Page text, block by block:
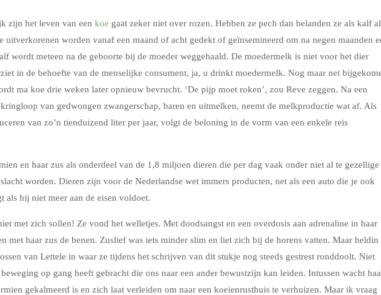
zijn het leven van een koe gaat zeker niet over rozen. Hebben ze pech dan belanden ze als kalf al
uitverkorenen worden vanaf een maand of acht gedekt of geïnsemineerd om na negen maanden
wordt meteen na de geboorte bij de moeder weggehaald. De moedermelk is niet voor het dier
in de behoefte van de menselijke consument, ja, u drinkt moedermelk. Nog maar net
ma koe drie weken later opnieuw bevrucht. ‘De pijp moet roken’, zou Reve zeggen. Na een
van gedwongen zwangerschap, baren en uitmelken, neemt de melkproductie wat af. Als
van zo’n tienduizend liter per jaar, volgt de beloning in de vorm van een enkele reis
en haar zus als onderdeel van de 1,8 miljoen dieren die per dag vaak onder niet al te gezellige
worden. Dieren zijn voor de Nederlandse wet immers producten, net als een auto die je ook
als hij niet meer aan de eisen voldoet.
met zich sollen! Ze vond het welletjes. Met doodsangst en een overdosis aan adrenaline in haar
met haar zus de benen. Zuslief was iets minder slim en liet zich bij de horens vatten. Maar heldin
van Lettele in waar ze tijdens het schrijven van dit stukje nog steeds gestrest ronddoolt. Niet
op gang heeft gebracht die ons naar een ander bewustzijn kan leiden. Intussen wacht
gekalmeerd is en zich laat verleiden om naar een koeienrusthuis te verhuizen. Maar ik vraag